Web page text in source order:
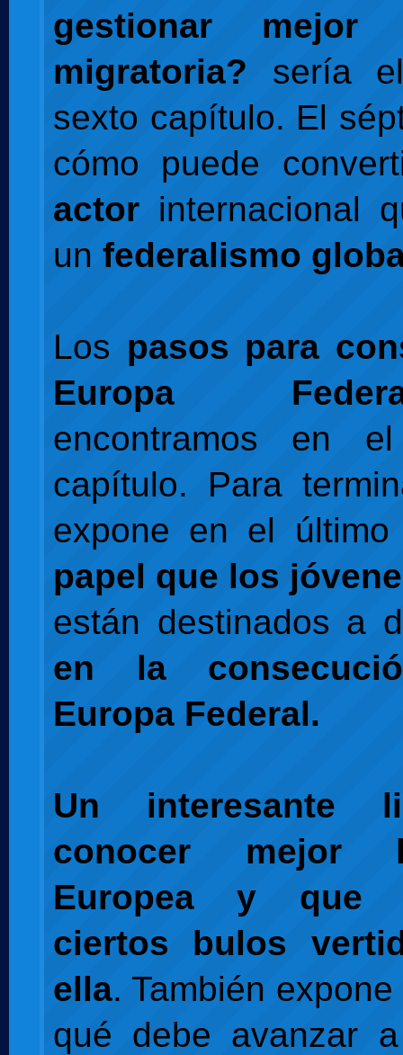
gestionar
migratoria? sería
sexto capítulo. El
cómo puede
actorinternacional
un federalismo
Los pasos para
Europa
encontramos en
capítulo. Para
expone en el
papel que los
están destinados a
en la
Europa Federal.
Un interesante
conocer mejor
Europea y que
ciertos bulos
ella. También
qué debe avanzar